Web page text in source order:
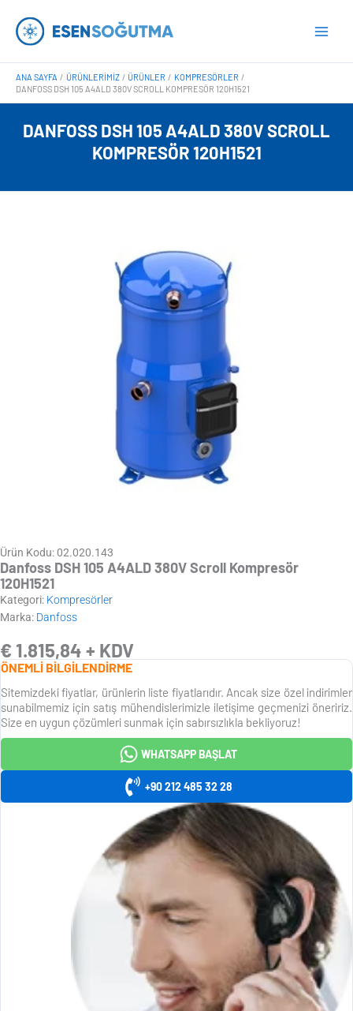
atla
ANA SAYFA ÜRÜNLERIMIZ ÜRÜNLER
KOMPRESÖRLER
DANFOSS DSH 105 A4ALD 380V SCROLL KOMPRESÖR 120H1521
DANFOSS DSH 105 A4ALD 380V SCROLL
KOMPRESÖR 120H1521
Ürün Kodu: 02.020.143
Danfoss DSH 105 A4ALD 380V Scroll Kompresör
120H1521
Kategori: Kompresörler
Marka: Danfoss
€ 1.815,84 + KDV
ÖNEMLİ BİLGİLENDİRME
Sitemizdeki fiyatlar, ürünlerin liste fiyatlarıdır. Ancak size özel indirimler
sunabilmemiz için satış mühendislerimizle iletişime geçmenizi öneririz.
Size en uygun çözümleri sunmak için sabırsızlıkla bekliyoruz!
WHATSAPP BAŞLAT
+90 212 485 32 28